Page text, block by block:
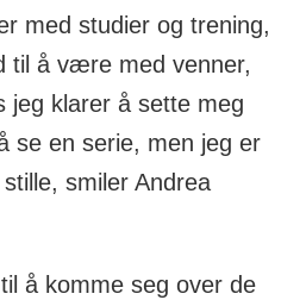
med studier og trening,
til å være med venner,
jeg klarer å sette meg
se en serie, men jeg er
smiler Andrea
å komme seg over de